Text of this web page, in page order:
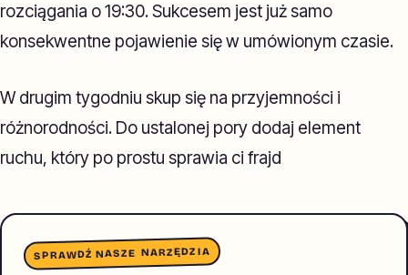
rozciągania o 19:30. Sukcesem jest już samo
konsekwentne pojawienie się w umówionym czasie.
W drugim tygodniu skup się na przyjemności i
różnorodności. Do ustalonej pory dodaj element
ruchu, który po prostu sprawia ci frajd
SPRAWDŹ NASZE NARZĘDZIA